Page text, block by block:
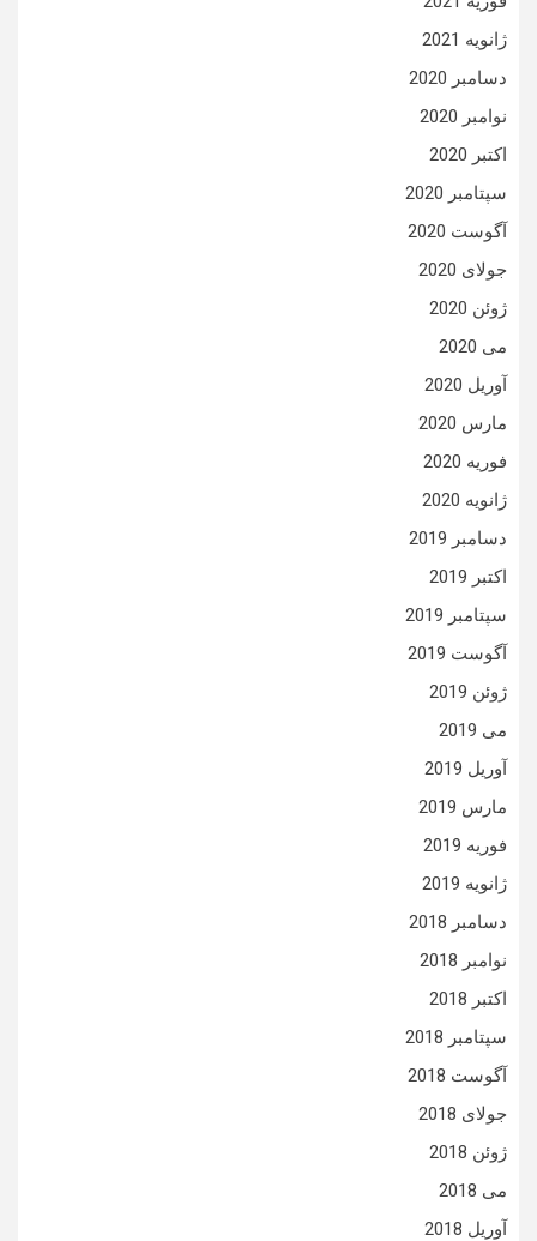
ژانویه 2021
دسامبر 2020
نوامبر 2020
اکتبر 2020
سپتامبر 2020
آگوست 2020
جولای 2020
ژوئن 2020
می 2020
آوریل 2020
مارس 2020
فوریه 2020
ژانویه 2020
دسامبر 2019
اکتبر 2019
سپتامبر 2019
آگوست 2019
ژوئن 2019
می 2019
آوریل 2019
مارس 2019
فوریه 2019
ژانویه 2019
دسامبر 2018
نوامبر 2018
اکتبر 2018
سپتامبر 2018
آگوست 2018
جولای 2018
ژوئن 2018
می 2018
آوریل 2018